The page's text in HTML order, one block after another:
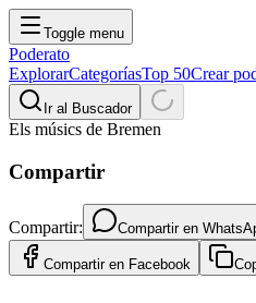
Toggle menu
Poderato
ExplorarCategoríasTop 50Crear
Ir al Buscador
Els músics de Bremen
Compartir
Compartir: Compartir en
Compartir en Facebook